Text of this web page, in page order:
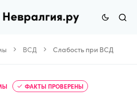
ВСД Слабость при ВСД
ФАКТЫ ПРОВЕРЕНЫ